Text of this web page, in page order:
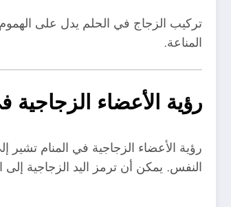
تركيب الزجاج في الحلم يدل على
المناعة.
رؤية الأعضاء الزجاجية
رؤية الأعضاء الزجاجية في المنام
النفس. يمكن أن ترمز اليد الزجاجية إلى